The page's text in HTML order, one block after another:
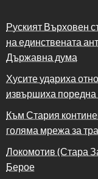
Руският Върховен
на единствената
Държавна дума
Хусите удариха
извършиха поредна
Към Стария
голяма мрежа за
Локомотив (Стара
Берое